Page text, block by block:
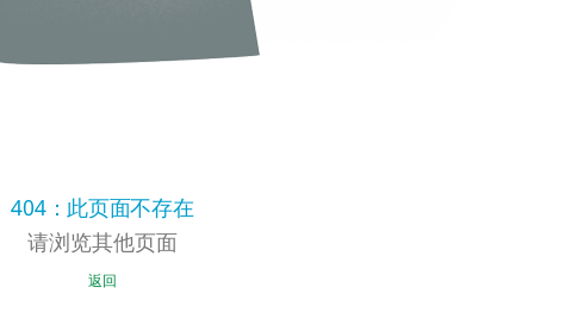
404：此页面不存在
请浏览其他页面
返回